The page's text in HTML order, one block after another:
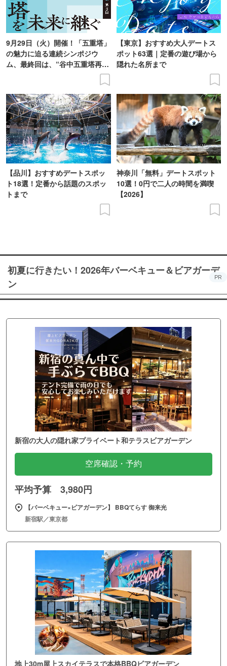
9月29日（火）開催！「五重塔」
の魅力に迫る連続シンポジウ
ム、最終回は、“谷中五重塔再建
【東京】おすすめ大人デートス
ポット63選｜定番の遊び場から
隠れた名所まで
【品川】おすすめデートスポッ
ト18選！定番から話題のスポッ
トまで
神奈川「無料」デートスポット
10選！0円で二人の時間を満喫
【2026】
初夏に行きたい！2026年バーベキュー＆ビアガーデ
ン
PR
新宿の大人の隠れ家プライベート和テラスビアガーデン
空席確認・予約
平均予算 3,980円
【バーベキュー×ビアガーデン】 BBQてらす 御来光
新宿駅／東京都
地上30m屋上スカイテラスで本格BBQビアガーデン